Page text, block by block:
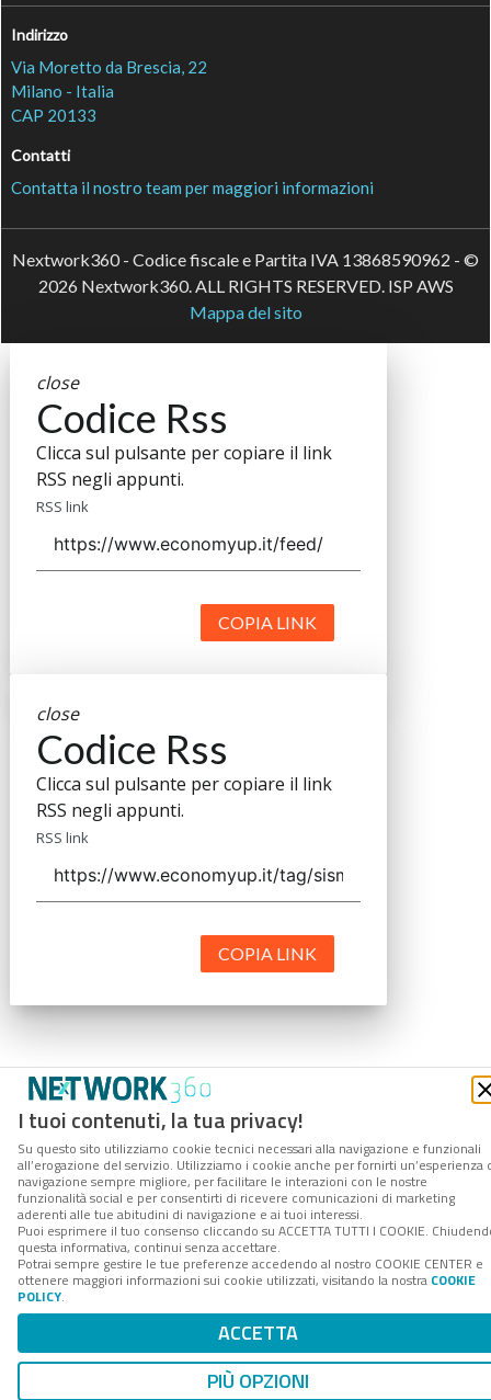
I tuoi contenuti, la tua privacy!
Su questo sito utilizziamo cookie tecnici necessari alla navigazione e funzionali
all’erogazione del servizio. Utilizziamo i cookie anche per fornirti un’esperienza
navigazione sempre migliore, per facilitare le interazioni con le nostre
funzionalità social e per consentirti di ricevere comunicazioni di marketing
aderenti alle tue abitudini di navigazione e ai tuoi interessi.
Puoi esprimere il tuo consenso cliccando su ACCETTA TUTTI I COOKIE.
questa informativa, continui senza accettare.
Potrai sempre gestire le tue preferenze accedendo al nostro COOKIE CENTER e
ottenere maggiori informazioni sui cookie utilizzati, visitando la nostra COOKIE
POLICY.
ACCETTA
PIÙ OPZIONI
Indirizzo
Via Moretto da Brescia, 22
Milano - Italia
CAP 20133
Contatti
Contatta il nostro team per maggiori informazioni
Nextwork360 - Codice fiscale e Partita IVA 13868590962 - ©
2026 Nextwork360. ALL RIGHTS RESERVED. ISP AWS
Mappa del sito
close
Codice Rss
Clicca sul pulsante per copiare il link
RSS negli appunti.
RSS link
COPIA LINK
close
Codice Rss
Clicca sul pulsante per copiare il link
RSS negli appunti.
RSS link
COPIA LINK